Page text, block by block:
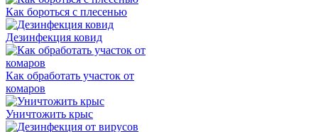
Как бороться с плесенью
Дезинфекция ковид
Как обработать участок от
комаров
Уничтожить крыс